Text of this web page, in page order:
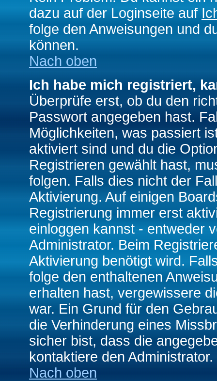
dazu auf der Loginseite auf
folge den Anweisungen und
können.
Nach oben
Ich habe mich registriert,
Überprüfe erst, ob du den
Passwort angegeben hast.
Möglichkeiten, was passiert
aktiviert sind und du die
Registrieren gewählt hast,
folgen. Falls dies nicht der
Aktivierung. Auf einigen
Registrierung immer erst
einloggen kannst - entweder
Administrator. Beim
Aktivierung benötigt wird.
folge den enthaltenen
erhalten hast, vergewissere
war. Ein Grund für den
die Verhinderung eines
sicher bist, dass die
kontaktiere den Administrator.
Nach oben